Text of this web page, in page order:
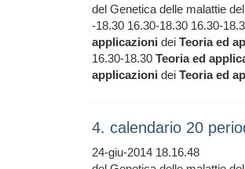
del Genetica delle malattie
-18.30 16.30-18.30 16.30-
applicazioni dei Teoria ed
16.30-18.30 Teoria ed
applicazioni dei Teoria ed
4. calendario 20
24-giu-2014 18.16.48